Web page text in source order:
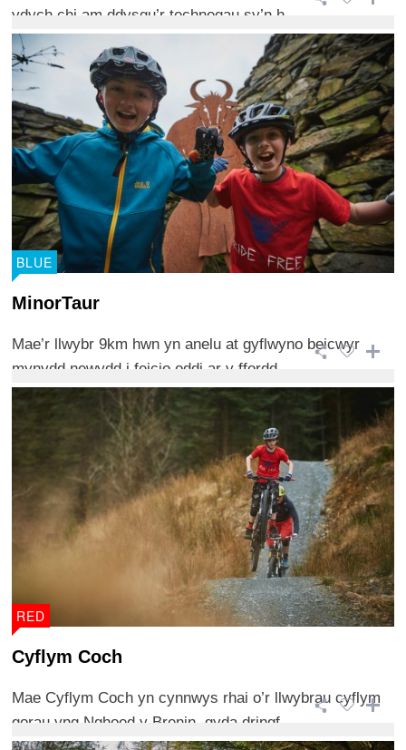
ydych chi am ddysgu’r technegau sy’n h ...
BLUE
MinorTaur
Mae’r llwybr 9km hwn yn anelu at gyflwyno beicwyr
mynydd newydd i feicio oddi ar y ffordd ...
RED
Cyflym Coch
Mae Cyflym Coch yn cynnwys rhai o’r llwybrau cyflym
gorau yng Nghoed y Brenin, gyda dringf ...